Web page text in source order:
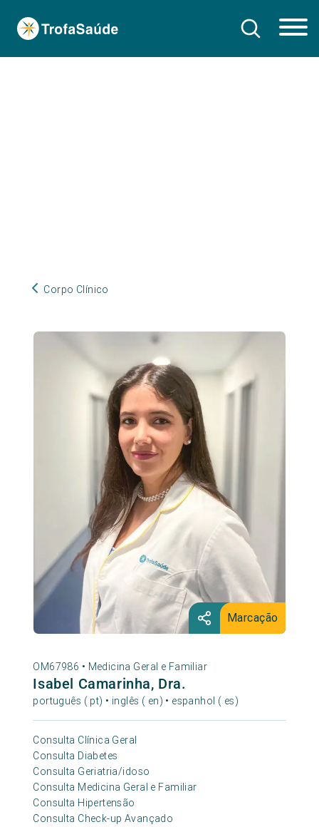
Corpo Clínico
Marcação
OM67986 • Medicina Geral e Familiar
Isabel Camarinha, Dra.
português ( pt) • inglês ( en) • espanhol ( es)
Consulta Clínica Geral
Consulta Diabetes
Consulta Geriatria/idoso
Consulta Medicina Geral e Familiar
Consulta Hipertensão
Consulta Check-up Avançado